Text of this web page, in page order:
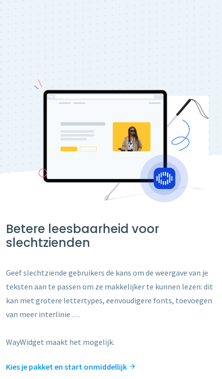
Betere leesbaarheid voor
slechtzienden
Geef slechtziende gebruikers de kans om de weergave van je
teksten aan te passen om ze makkelijker te kunnen lezen: dit
kan met grotere lettertypes, eenvoudigere fonts, toevoegen
van meer interlinie …
WayWidget maakt het mogelijk.
Kies je pakket en start onmiddellijk